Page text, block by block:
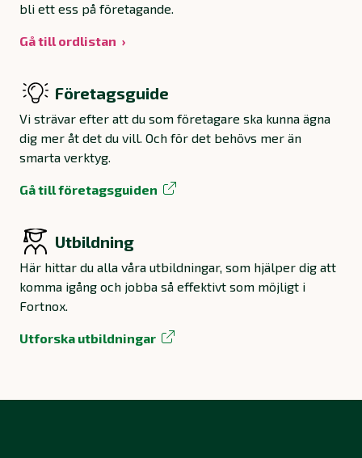
bli ett ess på företagande.
Gå till ordlistan
Företagsguide
Vi strävar efter att du som företagare ska kunna ägna
dig mer åt det du vill. Och för det behövs mer än
smarta verktyg.
Gå till företagsguiden
Utbildning
Här hittar du alla våra utbildningar, som hjälper dig att
komma igång och jobba så effektivt som möjligt i
Fortnox.
Utforska utbildningar